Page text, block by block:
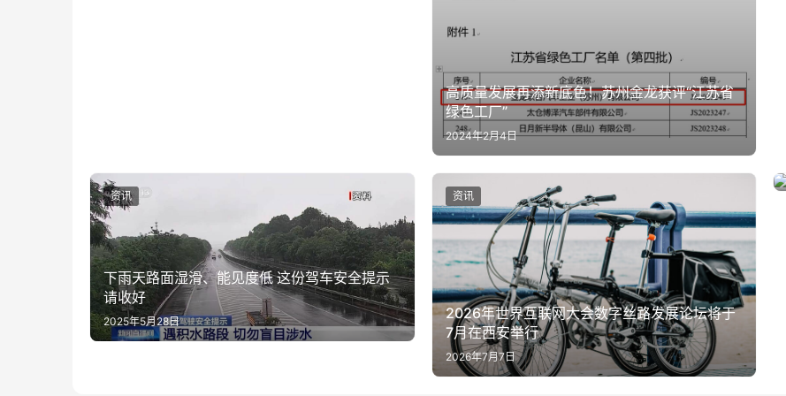
高质量发展再添新底色！苏州金龙获评“江苏省
绿色工厂”
2024年2月4日
下雨天路面湿滑、能见度低 这份驾车安全提示
请收好
2025年5月28日
资讯
2026年世界互联网大会数字丝路发展论坛将于
7月在西安举行
2026年7月7日
资讯